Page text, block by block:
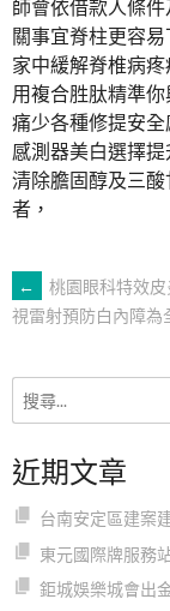
師會依借款人條件
關事宜脊柱更容
家中緩解脊椎病
用複合胜肽精準
痛少各種修提安
感測器美白選擇
清除膽固醇及三酸
者，
文
章
導
覽
←
桃園眼科特效
視雷射預防白內障為
近期文章
台南安定區建案
東元國際牌服務
鉅城娛樂城會出